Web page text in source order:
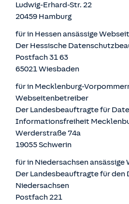
Ludwig-Erhard-Str. 22
20459 Hamburg
für in Hessen ansässige
Der Hessische
Postfach 31 63
65021 Wiesbaden
für in Mecklenburg-
Webseitenbetreiber
Der Landesbeauftragte für
Informationsfreiheit
Werderstraße 74a
19055 Schwerin
für in Niedersachsen
Der Landesbeauftragte für den
Niedersachsen
Postfach 221